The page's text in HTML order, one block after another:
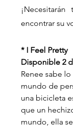
encontrar su
* I Feel Pretty
Disponible 2
Renee sabe
mundo de
una bicicleta
que un
mundo, ella